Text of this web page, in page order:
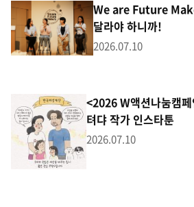
We are Future
달라야 하니까!
2026.07.10
<2026 W액션나눔캠
텨댜 작가 인스타툰
2026.07.10